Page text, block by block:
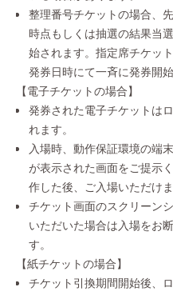
整理番号チケットの場合、
時点もしくは抽選の結果当
始されます。指定席チケッ
発券日時にて一斉に発券開始
【電子チケットの場合】
発券された電子チケットは
れます。
入場時、動作保証環境の端
が表示された画面をご提示
作した後、ご入場いただけま
チケット画面のスクリーン
いただいた場合は入場をお
す。
【紙チケットの場合】
チケット引換期間開始後、